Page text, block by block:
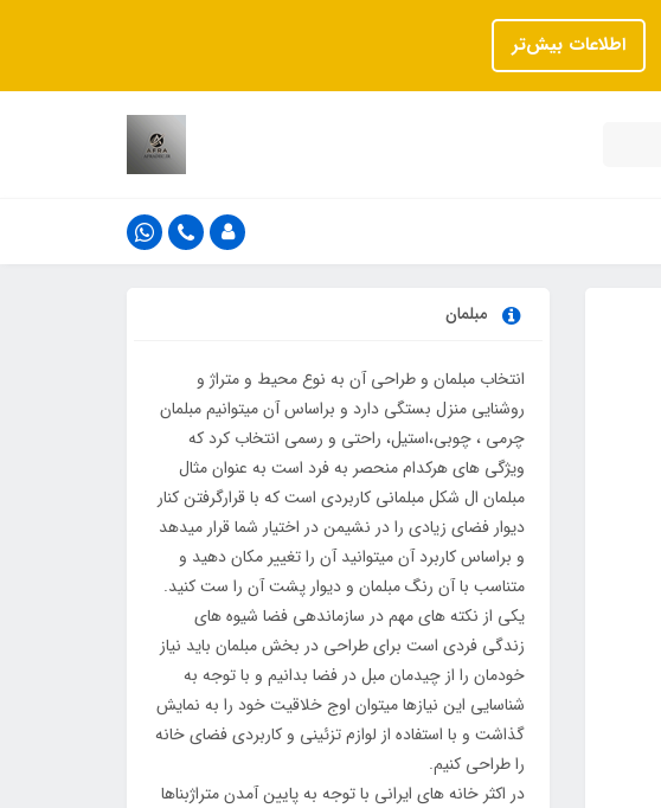
اطلاعات بیش‌تر
مبلمان
انتخاب مبلمان و طراحی آن به نوع محیط و متراژ و
روشنایی منزل بستگی دارد و براساس آن میتوانیم مبلمان
چرمی ، چوبی،استیل، راحتی و رسمی انتخاب کرد که
ویژگی های هرکدام منحصر به فرد است به عنوان مثال
مبلمان ال شکل مبلمانی کاربردی است که با قرارگرفتن کنار
دیوار فضای زیادی را در نشیمن در اختیار شما قرار میدهد
و براساس کاربرد آن میتوانید آن را تغییر مکان دهید و
متناسب با آن رنگ مبلمان و دیوار پشت آن را ست کنید.
یکی از نکته های مهم در سازماندهی فضا شیوه های
زندگی فردی است برای طراحی در بخش مبلمان باید نیاز
خودمان را از چیدمان مبل در فضا بدانیم و با توجه به
شناسایی این نیازها میتوان اوج خلاقیت خود را به نمایش
گذاشت و با استفاده از لوازم تزئینی و کاربردی فضای خانه
را طراحی کنیم.
در اکثر خانه های ایرانی با توجه به پایین آمدن متراژبناها